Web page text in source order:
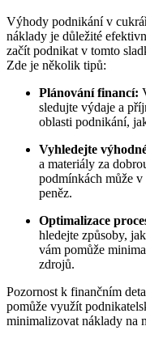
Výhody podnikání v
náklady je důležité
začít podnikat v tomto
Zde je několik tipů:
Plánování financí:
sledujte výdaje a
oblasti podnikání,
Vyhledejte
a materiály za
podmínkách může
peněz.
Optimalizace
hledejte způsoby,
vám pomůže
zdrojů.
Pozornost k finančním
pomůže využít
minimalizovat náklady na